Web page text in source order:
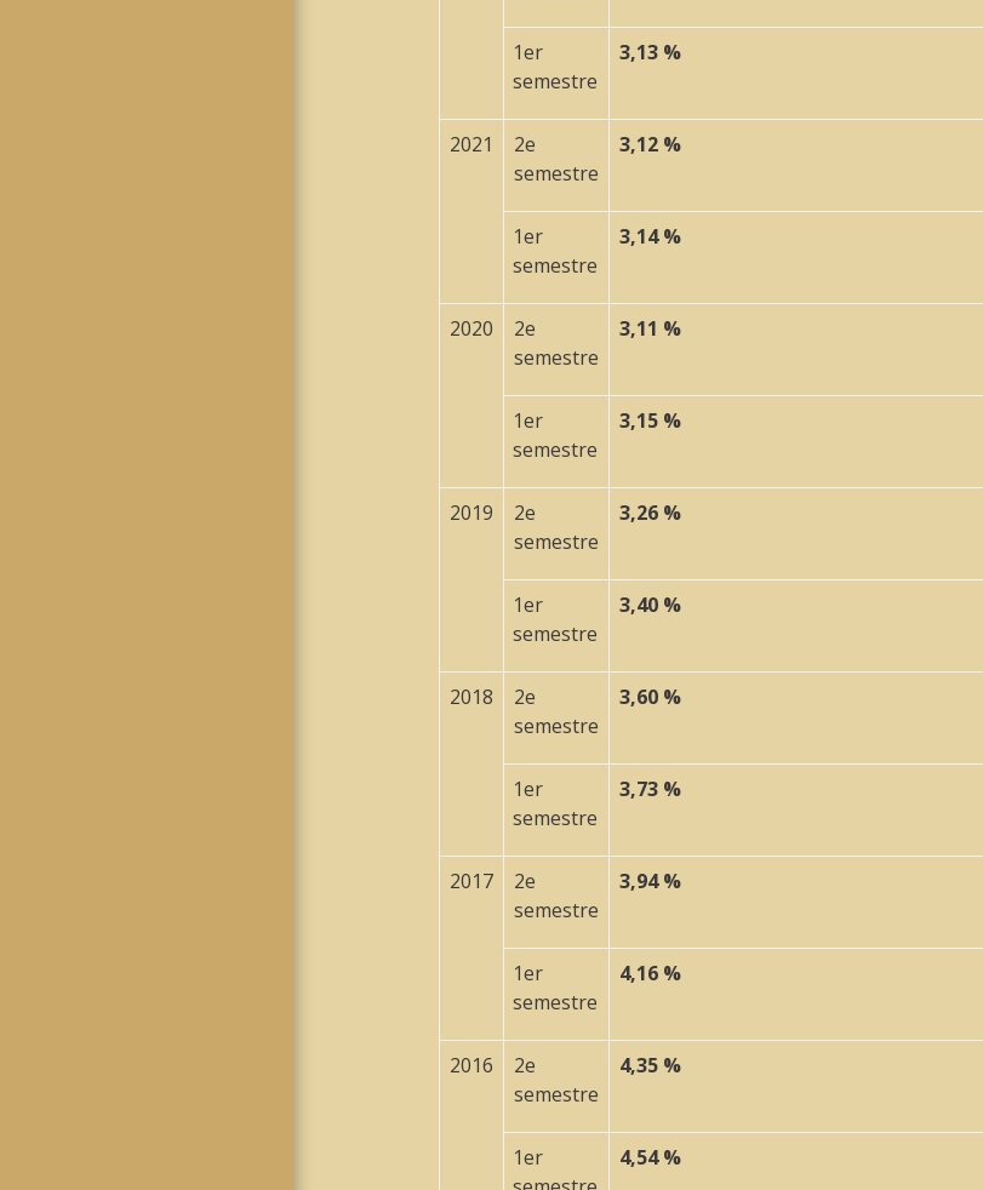
1er
semestre
3,13 %
2021 2e
semestre
3,12 %
1er
semestre
3,14 %
2020 2e
semestre
3,11 %
1er
semestre
3,15 %
2019 2e
semestre
3,26 %
1er
semestre
3,40 %
2018 2e
semestre
3,60 %
1er
semestre
3,73 %
2017 2e
semestre
3,94 %
1er
semestre
4,16 %
2016 2e
semestre
4,35 %
1er
4,54 %